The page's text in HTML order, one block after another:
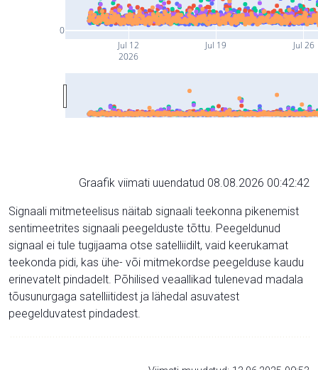
Jul 12
2026
Jul 19 Jul 26
0
Graafik viimati uuendatud 08.08.2026 00:42:42
Signaali mitmeteelisus näitab signaali teekonna pikenemist
sentimeetrites signaali peegelduste tõttu. Peegeldunud
signaal ei tule tugijaama otse satelliidilt, vaid keerukamat
teekonda pidi, kas ühe- või mitmekordse peegelduse kaudu
erinevatelt pindadelt. Põhilised veaallikad tulenevad madala
tõusunurgaga satelliitidest ja lähedal asuvatest
peegelduvatest pindadest.